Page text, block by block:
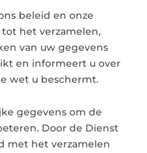
beleid en onze
het verzamelen,
van uw gegevens
en informeert u over
wet u beschermt.
gegevens om de
Door de Dienst
met het verzamelen